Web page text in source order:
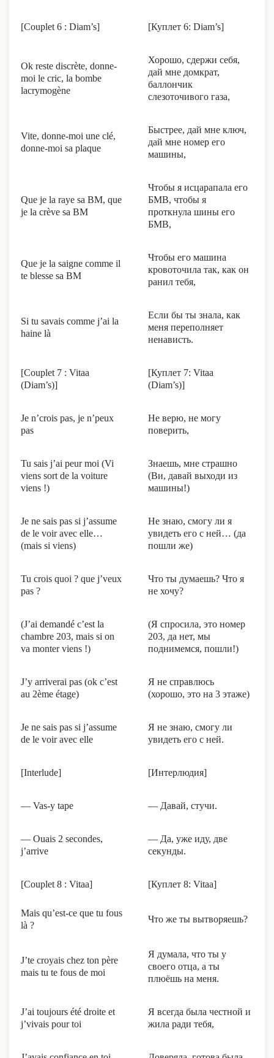
[Couplet 6 : Diam’s] [Куплет 6: Diam’s]
Ok reste discrète, donne-
moi le cric, la bombe
lacrymogène
Хорошо, сдержи себя,
дай мне домкрат,
баллончик
слезоточивого газа,
Vite, donne-moi une clé,
donne-moi sa plaque
Быстрее, дай мне ключ,
дай мне номер его
машины,
Que je la raye sa BM, que
je la crève sa BM
Чтобы я исцарапала его
БМВ, чтобы я
проткнула шины его
БМВ,
Que je la saigne comme il
te blesse sa BM
Чтобы его машина
кровоточила так, как он
ранил тебя,
Si tu savais comme j’ai la
haine là
Если бы ты знала, как
меня переполняет
ненависть.
[Couplet 7 : Vitaa
(Diam’s)]
[Куплет 7: Vitaa
(Diam’s)]
Je n’crois pas, je n’peux
pas
Не верю, не могу
поверить,
Tu sais j’ai peur moi (Vi
viens sort de la voiture
viens !)
Знаешь, мне страшно
(Ви, давай выходи из
машины!)
Je ne sais pas si j’assume
de le voir avec elle…
(mais si viens)
Не знаю, смогу ли я
увидеть его с ней… (да
пошли же)
Tu crois quoi ? que j’veux
pas ?
Что ты думаешь? Что я
не хочу?
(J’ai demandé c’est la
chambre 203, mais si on
va monter viens !)
(Я спросила, это номер
203, да нет, мы
поднимемся, пошли!)
J’y arriverai pas (ok c’est
au 2ème étage)
Я не справлюсь
(хорошо, это на 3 этаже)
Je ne sais pas si j’assume
de le voir avec elle
Я не знаю, смогу ли
увидеть его с ней.
[Interlude] [Интерлюдия]
— Vas-y tape — Давай, стучи.
— Ouais 2 secondes,
j’arrive
— Да, уже иду, две
секунды.
[Couplet 8 : Vitaa] [Куплет 8: Vitaa]
Mais qu’est-ce que tu fous
là ?
Что же ты вытворяешь?
J’te croyais chez ton père
mais tu te fous de moi
Я думала, что ты у
своего отца, а ты
плюёшь на меня.
J’ai toujours été droite et
j’vivais pour toi
Я всегда была честной и
жила ради тебя,